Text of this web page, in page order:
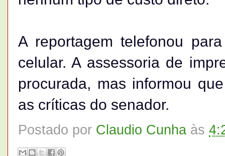
A reportagem telefonou
celular. A assessoria de
procurada, mas informou
as críticas do senador.
Postado por Claudio Cunha às